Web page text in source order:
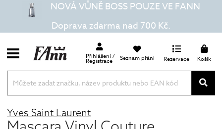
NOVÁ VŮNĚ BOSS POUZE VE FANN
Doprava zdarma nad 700 Kč.
Přihlášení /
Registrace Seznam přání Rezervace Košík
Yves Saint Laurent